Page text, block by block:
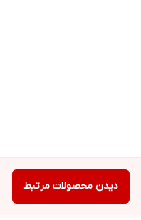
دیدن محصولات مرتبط